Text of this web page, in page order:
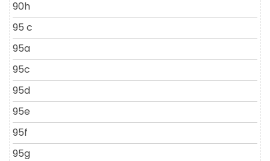
90h
95 c
95a
95c
95d
95e
95f
95g